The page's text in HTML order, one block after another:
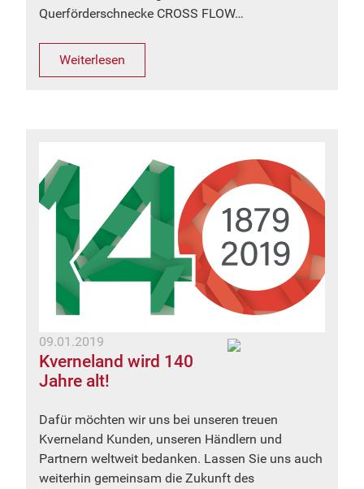
Querförderschnecke CROSS FLOW…
Weiterlesen
09.01.2019
Kverneland wird 140
Jahre alt!
Dafür möchten wir uns bei unseren treuen
Kverneland Kunden, unseren Händlern und
Partnern weltweit bedanken. Lassen Sie uns auch
weiterhin gemeinsam die Zukunft des